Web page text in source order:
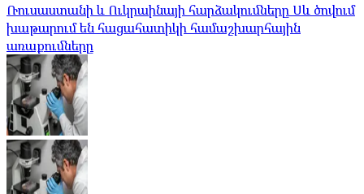
Ռուսաստանի և Ուկրաինայի հարձակումները Սև ծովում
խաթարում են հացահատիկի համաշխարհային
առաքումները